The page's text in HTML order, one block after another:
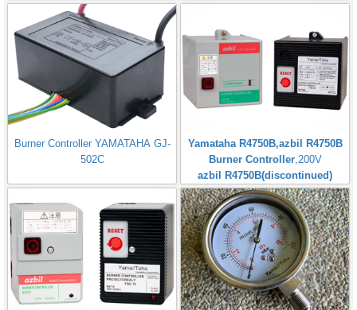
Gas Leak Detector Smart Board
Burner Controller YAMATAHA GJ-
502C
Yamataha R4750B,azbil R4750B
Burner Controller,200V
azbil R4750B(discontinued)